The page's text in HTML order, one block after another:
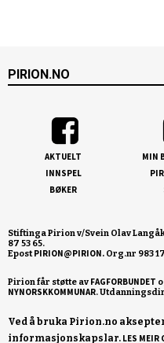
PIRION.NO
AKTUELT
INNSPEL
BØKER
MIN
Stiftinga Pirion v/Svein Olav
87 53 65.
EpostPIRION@PIRION. Org.nr 983
Pirion får støtte av FAGFORBUNDET
NYNORSKKOMMUNAR
Ved å bruka Pirion.no
informasjonskapslar. LES MEIR